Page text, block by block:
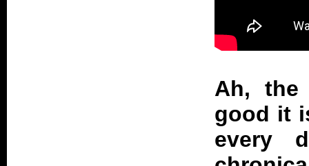
Ah, the
good it
every